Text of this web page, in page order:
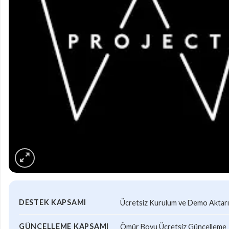
DESTEK KAPSAMI Ücretsiz Kurulum ve Demo
GÜNCELLEME KAPSAMI Ömür Boyu Ücretsiz Güncelleme